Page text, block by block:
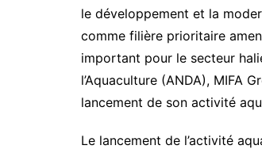
le développement et la
comme filière prioritaire
important pour le secteur
l’Aquaculture (ANDA), MIFA
lancement de son activité
Le lancement de l’activité